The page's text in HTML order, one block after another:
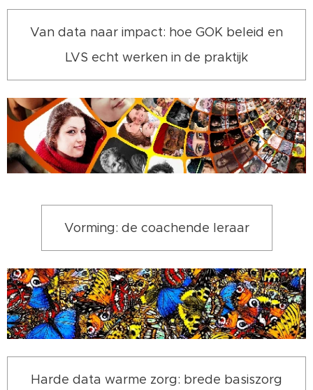
Van data naar impact: hoe GOK beleid en
LVS echt werken in de praktijk
Vorming: de coachende leraar
Harde data warme zorg: brede basiszorg